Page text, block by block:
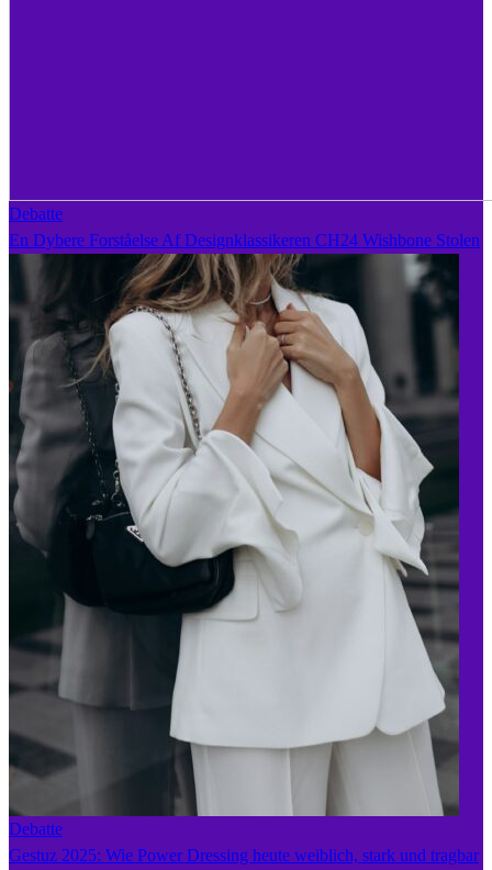
Debatte
En Dybere Forståelse Af Designklassikeren CH24 Wishbone Stolen
Debatte
Gestuz 2025: Wie Power Dressing heute weiblich, stark und tragbar